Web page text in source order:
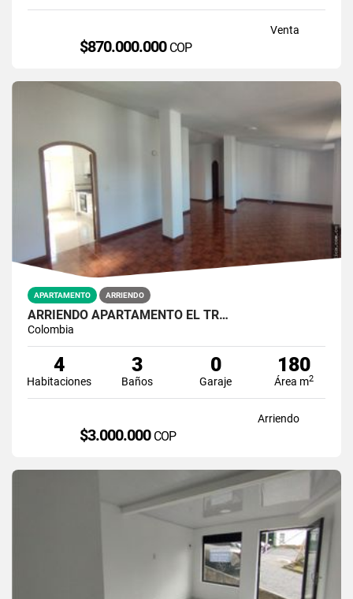
Venta
$870.000.000 COP
APARTAMENTO ARRIENDO
ARRIENDO APARTAMENTO EL TR…
Colombia
4
Habitaciones
3
Baños
0
Garaje
180
Área m2
Arriendo
$3.000.000 COP